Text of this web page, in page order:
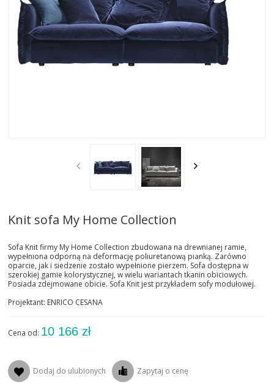
AKTUALNOSCI
STREFA-PROJEKTANTA
Knit sofa My Home Collection
Sofa Knit firmy My Home Collection zbudowana na drewnianej ramie,
wypełniona odporną na deformację poliuretanową pianką. Zarówno
oparcie, jak i siedzenie zostało wypełnione pierzem. Sofa dostępna w
szerokiej gamie kolorystycznej, w wielu wariantach tkanin obiciowych.
Posiada zdejmowane obicie. Sofa Knit jest przykładem sofy modułowej.
Projektant: ENRICO CESANA
Cena od: 10 166 zł
Dodaj do ulubionych Zapytaj o cenę